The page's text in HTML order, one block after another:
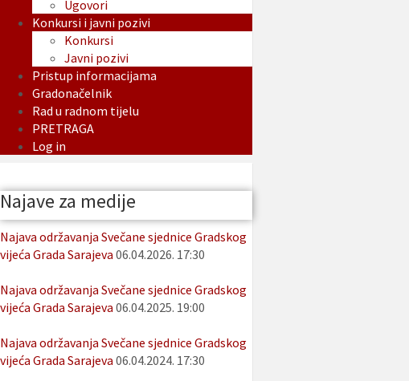
Ugovori
Konkursi i javni pozivi
Konkursi
Javni pozivi
Pristup informacijama
Gradonačelnik
Rad u radnom tijelu
PRETRAGA
Log in
Najave za medije
Najava održavanja Svečane sjednice Gradskog
vijeća Grada Sarajeva 06.04.2026. 17:30
Najava održavanja Svečane sjednice Gradskog
vijeća Grada Sarajeva 06.04.2025. 19:00
Najava održavanja Svečane sjednice Gradskog
vijeća Grada Sarajeva 06.04.2024. 17:30